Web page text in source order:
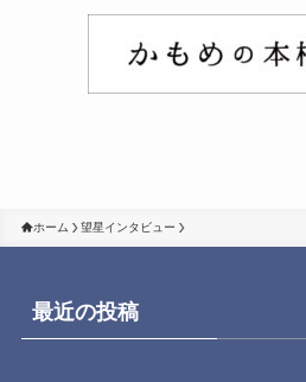
ホーム 望星インタビュー
最近の投稿